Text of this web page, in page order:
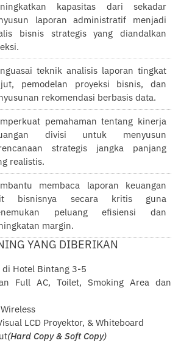
kapasitas dari sekadar
laporan administratif menjadi
bisnis strategis yang diandalkan
teknik analisis laporan tingkat
pemodelan proyeksi bisnis, dan
rekomendasi berbasis data.
pemahaman tentang kinerja
divisi untuk menyusun
strategis jangka panjang
realistis.
membaca laporan keuangan
bisnisnya secara kritis guna
peluang efisiensi dan
margin.
YANG DIBERIKAN
di Hotel Bintang 3-5
Full AC, Toilet, Smoking Area dan
LCD Proyektor, & Whiteboard
(Hard Copy & Soft Copy)